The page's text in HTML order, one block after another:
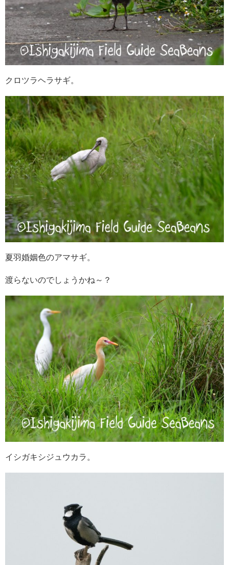
クロツラヘラサギ。
夏羽婚姻色のアマサギ。
渡らないのでしょうかね～？
イシガキシジュウカラ。